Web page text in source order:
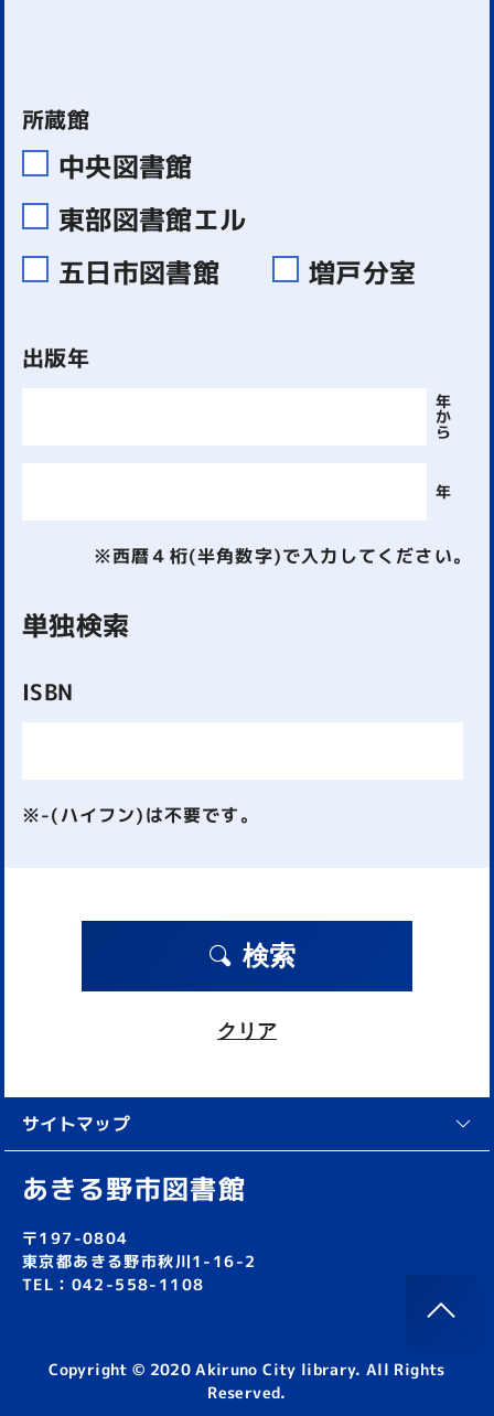
所蔵館
中央図書館
東部図書館エル
五日市図書館
増戸分室
出版年
年
か
ら
年
※西暦４桁(半角数字)で入力してください。
単独検索
ISBN
※-(ハイフン)は不要です。
検索
クリア
サイトマップ
あきる野市図書館
〒197-0804
東京都あきる野市秋川1-16-2
TEL：042-558-1108
Copyright © 2020 Akiruno City library. All Rights
Reserved.